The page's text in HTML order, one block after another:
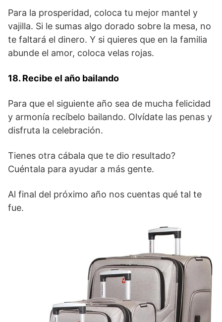
Para la prosperidad, coloca tu mejor mantel y
vajilla. Si le sumas algo dorado sobre la mesa, no
te faltará el dinero. Y si quieres que en la familia
abunde el amor, coloca velas rojas.
18. Recibe el año bailando
Para que el siguiente año sea de mucha felicidad
y armonía recíbelo bailando. Olvídate las penas y
disfruta la celebración.
Tienes otra cábala que te dio resultado?
Cuéntala para ayudar a más gente.
Al final del próximo año nos cuentas qué tal te
fue.